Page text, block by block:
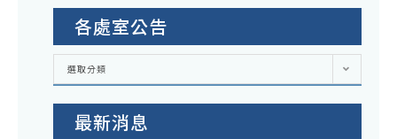
各處室公告
各
室
選取分類
最新消息